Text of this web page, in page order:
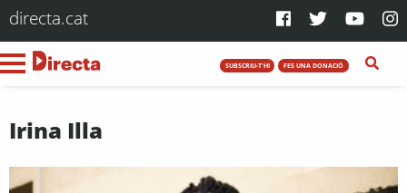
directa.cat
SUBSCRIU-T'HI FES UNA DONACIÓ
Irina Illa